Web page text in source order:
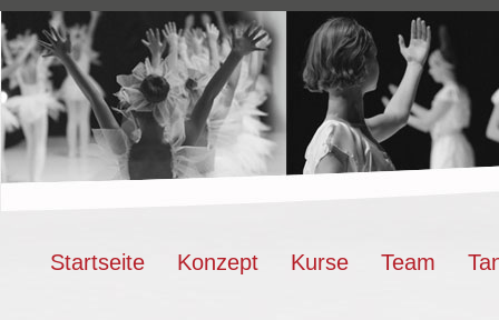
Startseite Konzept Kurse Team